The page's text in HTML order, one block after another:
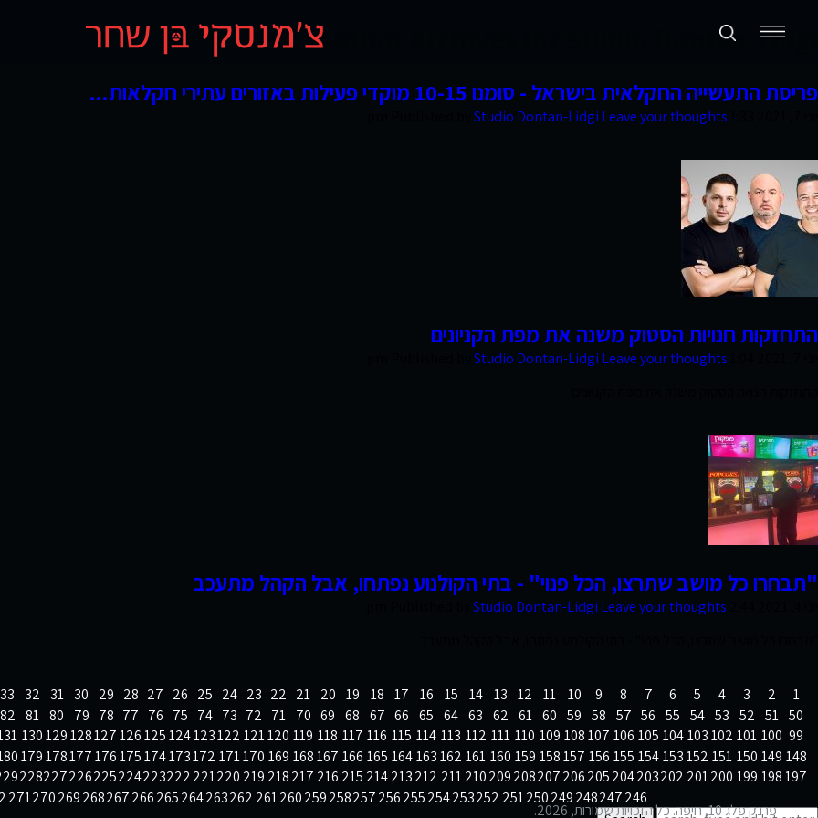
נדל״ן מניב ומגורים
קמעונאות ומסחר
חוות דעת
פרסומים
סקרי שוק
צרו קשר
Author Archives for Studio Dontan-Lidgi
פריסת התעשייה החקלאית בישראל - סומנו 10-15 מוקדי פעילות באזורים עתירי חקלאות...
Studio Dontan-Lidgi Leave your thoughts
התחזקות חנויות הסטוק משנה את מפת הקניונים
Studio Dontan-Lidgi Leave your thoughts
"תבחרו כל מושב שתרצו, הכל פנוי" - בתי הקולנוע נפתחו, אבל הקהל מתעכב
Studio Dontan-Lidgi Leave your thoughts
1
2
3
4
5
6
7
8
9
10
11
12
13
14
15
16
17
18
19
20
21
22
23
24
25
26
27
28
29
30
31
32
33
50
51
52
53
54
55
56
57
58
59
60
61
62
63
64
65
66
67
68
69
70
71
72
73
74
75
76
77
78
79
80
81
82
99
100
101
102
103
104
105
106
107
108
109
110
111
112
113
114
115
116
117
118
119
120
121
122
123
124
125
126
127
128
129
130
148
149
150
151
152
153
154
155
156
157
158
159
160
161
162
163
164
165
166
167
168
169
170
171
172
173
174
175
176
177
178
179
197
198
199
200
201
202
203
204
205
206
207
208
209
210
211
212
213
214
215
216
217
218
219
220
221
222
223
224
225
226
227
228
246
247
248
249
250
251
252
253
254
255
256
257
258
259
260
261
262
263
264
265
266
267
268
269
270
271
פרנק פלג 10, חיפה. כל הזכויות שמורות, 2026.